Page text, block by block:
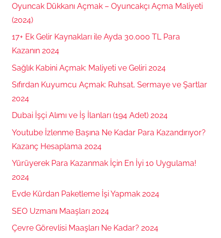
Oyuncak Dükkanı Açmak – Oyuncakçı Açma Maliyeti
(2024)
17+ Ek Gelir Kaynakları ile Ayda 30.000 TL Para
Kazanın 2024
Sağlık Kabini Açmak: Maliyeti ve Geliri 2024
Sıfırdan Kuyumcu Açmak: Ruhsat, Sermaye ve Şartlar
2024
Dubai İşçi Alımı ve İş İlanları (194 Adet) 2024
Youtube İzlenme Başına Ne Kadar Para Kazandırıyor?
Kazanç Hesaplama 2024
Yürüyerek Para Kazanmak İçin En İyi 10 Uygulama!
2024
Evde Kürdan Paketleme İşi Yapmak 2024
SEO Uzmanı Maaşları 2024
Çevre Görevlisi Maaşları Ne Kadar? 2024